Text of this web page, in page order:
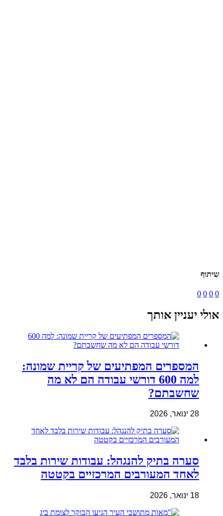
שיתוף
0
0
0
0
אולי יעניין אותך
המספרים המפתיעים של קריית שמונה:
למה 600 דורשי עבודה הם לא מה
שחשבתם?
28 ינואר, 2026
סערה בתיק להנגהל: עבודות שירות בלבד
לאחד המעורבים המרכזיים בקטטה
18 ינואר, 2026